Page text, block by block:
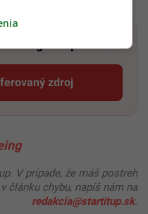
zdroj
odkaz sa otvorí v
V prípade, že máš postreh
článku chybu, napíš nám na
redakcia@startitup.sk.